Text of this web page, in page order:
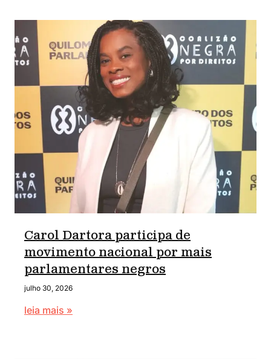
Carol Dartora participa de
movimento nacional por mais
parlamentares negros
julho 30, 2026
leia mais »